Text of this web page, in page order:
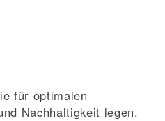
für optimalen
Nachhaltigkeit legen.